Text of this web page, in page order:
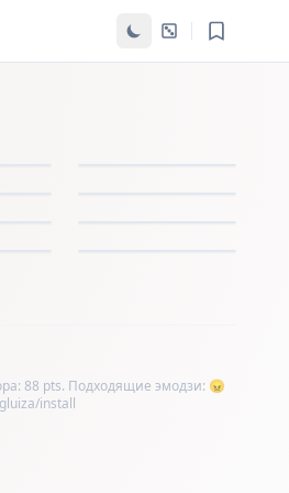
88 pts. Подходящие эмодзи: 😠
install